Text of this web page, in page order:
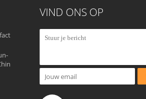
VIND ONS OP